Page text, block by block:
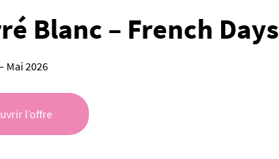
Blanc – French Days
Mai 2026
l’offre